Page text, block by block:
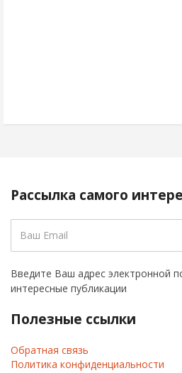
Рассылка самого
Введите Ваш адрес электронной
интересные публикации
Полезные ссылки
Обратная связь
Политика конфиденциальности